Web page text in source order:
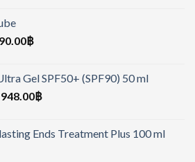
฿
Gel SPF50+ (SPF90) 50 ml
948.00฿
Ends Treatment Plus 100 ml